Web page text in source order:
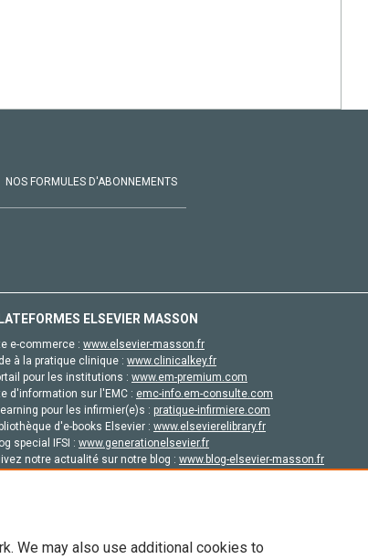
NOS FORMULES D'ABONNEMENTS
ELSEVIER MASSON
e-commerce : www.elsevier-masson.fr
à la pratique clinique : www.clinicalkey.fr
pour les institutions : www.em-premium.com
d'information sur l'EMC : emc-info.em-consulte.com
pour les infirmier(e)s : pratique-infirmiere.com
d'e-books Elsevier : www.elsevierelibrary.fr
special IFSI : www.generationelsevier.fr
notre actualité sur notre blog : www.blog-elsevier-masson.fr
We may also use additional cookies to